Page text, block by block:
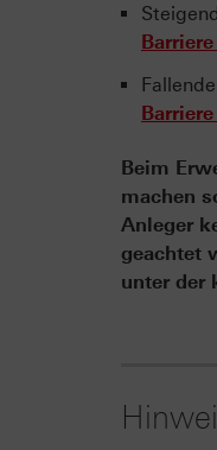
Beim
machen
Anleger
geachtet
unter der